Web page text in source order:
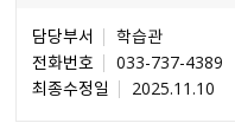
담당부서
학습관
전화번호
033-737-4389
최종수정일
2025.11.10